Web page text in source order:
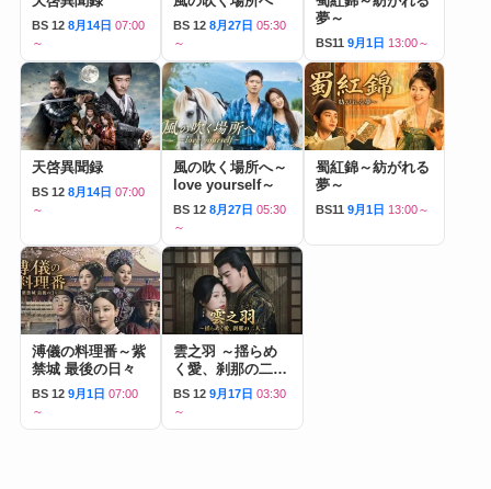
BS 12 8月14日 07:00
～
BS 12 8月27日 05:30
～
夢～
BS11 9月1日 13:00～
天啓異聞録
BS 12 8月14日 07:00
～
風の吹く場所へ～
love yourself～
BS 12 8月27日 05:30
～
蜀紅錦～紡がれる
夢～
BS11 9月1日 13:00～
溥儀の料理番～紫
禁城 最後の日々
BS 12 9月1日 07:00
～
雲之羽 ～揺らめ
く愛、刹那の二人
～
BS 12 9月17日 03:30
～